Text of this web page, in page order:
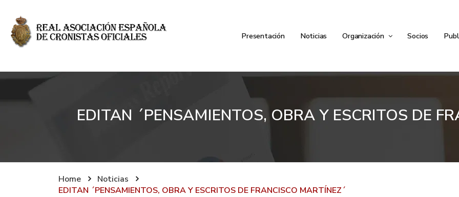
Presentación Noticias Organización Socios
EDITAN ´PENSAMIENTOS, OBRA Y ESCRITOS DE
Home
Noticias
EDITAN ´PENSAMIENTOS, OBRA Y ESCRITOS DE FRANCISCO MARTÍNEZ´